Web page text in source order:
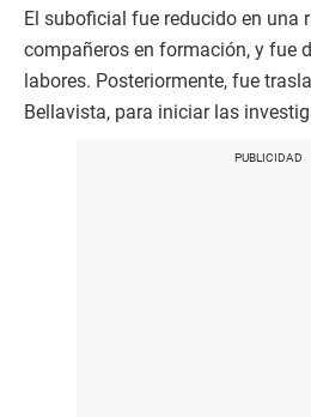
El suboficial fue reducido en una
compañeros en formación, y fue
labores. Posteriormente, fue
Bellavista, para iniciar las